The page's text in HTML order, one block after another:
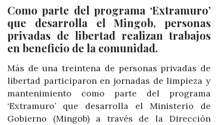
Como parte del programa ‘Extramuro’
que desarrolla el Mingob, personas
privadas de libertad realizan trabajos
en beneficio de la comunidad.
Más de una treintena de personas privadas de
libertad participaron en jornadas de limpieza y
mantenimiento como parte del programa
‘Extramuro’ que desarrolla el Ministerio de
Gobierno (Mingob) a través de la Dirección